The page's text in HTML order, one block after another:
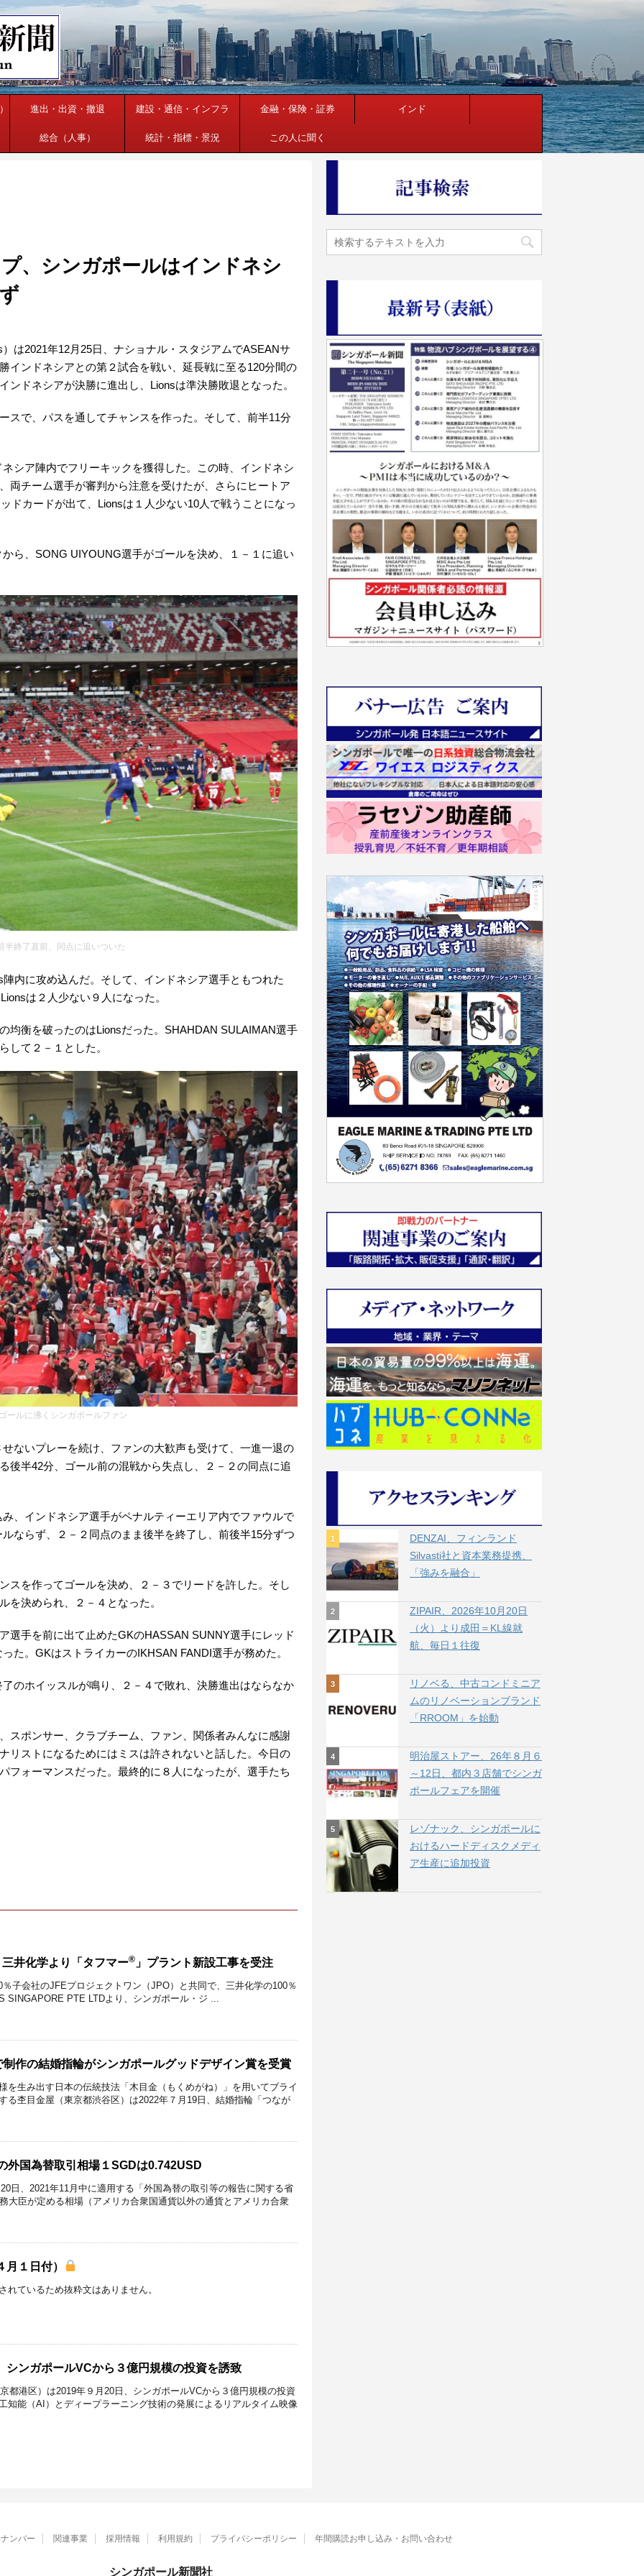
進出・出資・撤退 建設・通信・インフラ 金融・保険・証券 インド
総合（人事） 統計・指標・景況 この人に聞く
、シンガポールはインドネシ
は2021年12月25日、ナショナル・スタジアムでASEANサ
インドネシアとの第２試合を戦い、延長戦に至る120分間の
ンドネシアが決勝に進出し、Lionsは準決勝敗退となった。
スで、パスを通してチャンスを作った。そして、前半11分
シア陣内でフリーキックを獲得した。この時、インドネシ
両チーム選手が審判から注意を受けたが、さらにヒートア
ドカードが出て、Lionsは１人少ない10人で戦うことになっ
ら、SONG UIYOUNG選手がゴールを決め、１－１に追い
半終了直前、同点に追いついた
内に攻め込んだ。そして、インドネシア選手ともつれた
は２人少ない９人になった。
均衡を破ったのはLionsだった。SHAHDAN SULAIMAN選手
して２－１とした。
ールに沸くシンガポールファン
ないプレーを続け、ファンの大歓声も受けて、一進一退の
後半42分、ゴール前の混戦から失点し、２－２の同点に追
、インドネシア選手がペナルティーエリア内でファウルで
ならず、２－２同点のまま後半を終了し、前後半15分ずつ
スを作ってゴールを決め、２－３でリードを許した。そし
を決められ、２－４となった。
選手を前に出て止めたGKのHASSAN SUNNY選手にレッド
た。GKはストライカーのIKHSAN FANDI選手が務めた。
のホイッスルが鳴り、２－４で敗れ、決勝進出はならなか
スポンサー、クラブチーム、ファン、関係者みんなに感謝
リストになるためにはミスは許されないと話した。今日の
フォーマンスだった。最終的に８人になったが、選手たち
井化学より「タフマー® 」プラント新設工事を受注
子会社のJFEプロジェクトワン（JPO）と共同で、三井化学の100％
SINGAPORE PTE LTDより、シンガポール・ジ ...
作の結婚指輪がシンガポールグッドデザイン賞を受賞
を生み出す日本の伝統技法「木目金（もくめがね）」を用いてブライ
る杢目金屋（東京都渋谷区）は2022年７月19日、結婚指輪「つなが
外国為替取引相場１SGDは0.742USD
日、2021年11月中に適用する「外国為替の取引等の報告に関する省
大臣が定める相場（アメリカ合衆国通貨以外の通貨とアメリカ合衆
１日付）
れているため抜粋文はありません。
シンガポールVCから３億円規模の投資を誘致
都港区）は2019年９月20日、シンガポールVCから３億円規模の投資
知能（AI）とディープラーニング技術の発展によるリアルタイム映像
DENZAI、フィンランド
Silvasti社と資本業務提携、
「強みを融合」
ZIPAIR、2026年10月20日
（火）より成田＝KL線就
航、毎日１往復
リノベる、中古コンドミニア
ムのリノベーションブランド
「RROOM」を始動
明治屋ストアー、26年８月６
～12日、都内３店舗でシンガ
ポールフェアを開催
レゾナック、シンガポールに
おけるハードディスクメディ
ア生産に追加投資
ンバー 関連事業 採用情報 利用規約 プライバシーポリシー 年間購読お申し込み・お問い合わせ
シンガポール新聞社